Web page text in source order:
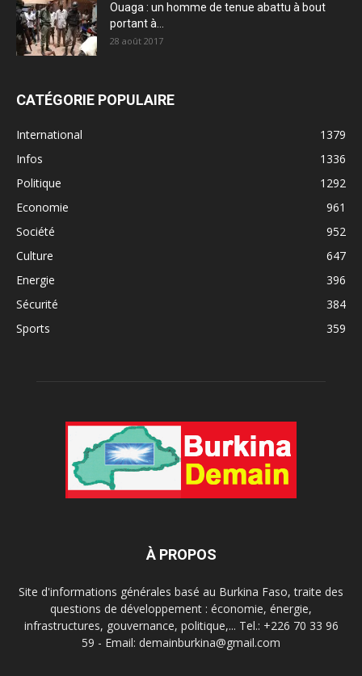
Ouaga : un homme de tenue abattu à bout
portant à...
28 août 2017
CATÉGORIE POPULAIRE
International
1379
Infos
1336
Politique
1292
Economie
961
Société
952
Culture
647
Energie
396
Sécurité
384
Sports
359
À PROPOS
Site d'informations générales basé au Burkina Faso, traite des
questions de développement : économie, énergie,
infrastructures, gouvernance, politique,... Tel.: +226 70 33 96
59 - Email: demainburkina@gmail.com